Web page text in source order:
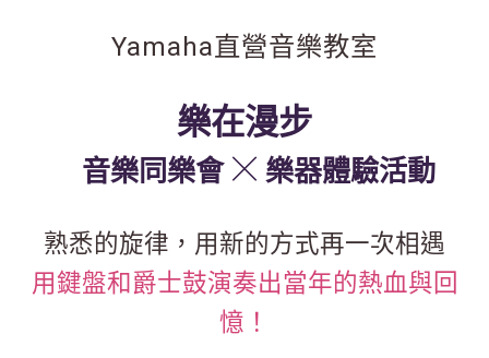
Yamaha直營音樂教室
樂在漫步
音樂同樂會 樂器體驗活動
熟悉的旋律，用新的方式再一次相遇
用鍵盤和爵士鼓演奏出當年的熱血與回
憶！